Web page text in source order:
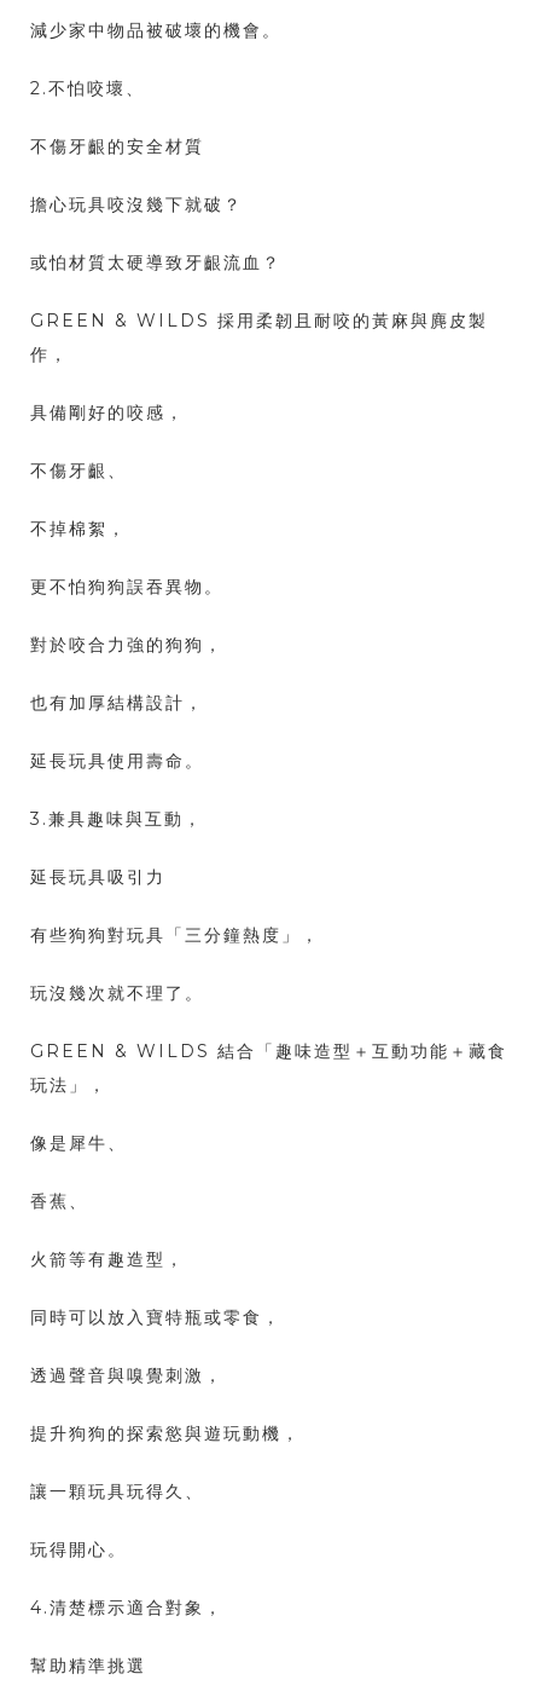
減少家中物品被破壞的機會。
2.不怕咬壞、
不傷牙齦的安全材質
擔心玩具咬沒幾下就破？
或怕材質太硬導致牙齦流血？
GREEN & WILDS 採用柔韌且耐咬的黃麻與麂皮製
作，
具備剛好的咬感，
不傷牙齦、
不掉棉絮，
更不怕狗狗誤吞異物。
對於咬合力強的狗狗，
也有加厚結構設計，
延長玩具使用壽命。
3.兼具趣味與互動，
延長玩具吸引力
有些狗狗對玩具「三分鐘熱度」，
玩沒幾次就不理了。
GREEN & WILDS 結合「趣味造型＋互動功能＋藏食
玩法」，
像是犀牛、
香蕉、
火箭等有趣造型，
同時可以放入寶特瓶或零食，
透過聲音與嗅覺刺激，
提升狗狗的探索慾與遊玩動機，
讓一顆玩具玩得久、
玩得開心。
4.清楚標示適合對象，
幫助精準挑選